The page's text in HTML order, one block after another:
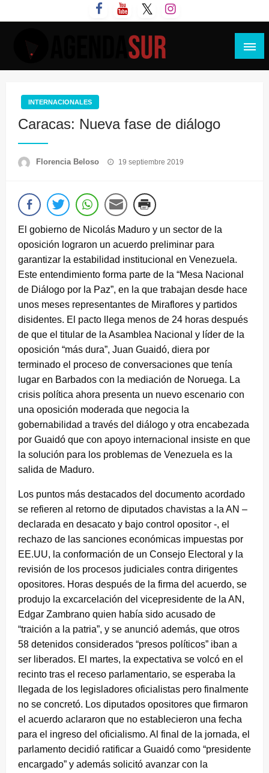
al
INTERNACIONALES
Caracas: Nueva fase de diálogo
Florencia Beloso
Publicado
19 septiembre 2019
El gobierno de Nicolás Maduro y un sector de la
oposición lograron un acuerdo preliminar para
garantizar la estabilidad institucional en Venezuela.
Este entendimiento forma parte de la “Mesa Nacional
de Diálogo por la Paz”, en la que trabajan desde hace
unos meses representantes de Miraflores y partidos
disidentes. El pacto llega menos de 24 horas después
de que el titular de la Asamblea Nacional y líder de la
oposición “más dura”, Juan Guaidó, diera por
terminado el proceso de conversaciones que tenía
lugar en Barbados con la mediación de Noruega. La
crisis política ahora presenta un nuevo escenario con
una oposición moderada que negocia la
gobernabilidad a través del diálogo y otra encabezada
por Guaidó que con apoyo internacional insiste en que
la solución para los problemas de Venezuela es la
salida de Maduro.
Los puntos más destacados del documento acordado
se refieren al retorno de diputados chavistas a la AN –
declarada en desacato y bajo control opositor -, el
rechazo de las sanciones económicas impuestas por
EE.UU, la conformación de un Consejo Electoral y la
revisión de los procesos judiciales contra dirigentes
opositores. Horas después de la firma del acuerdo, se
produjo la excarcelación del vicepresidente de la AN,
Edgar Zambrano quien había sido acusado de
“traición a la patria”, y se anunció además, que otros
58 detenidos considerados “presos políticos” iban a
ser liberados. El martes, la expectativa se volcó en el
recinto tras el receso parlamentario, se esperaba la
llegada de los legisladores oficialistas pero finalmente
no se concretó. Los diputados opositores que firmaron
el acuerdo aclararon que no establecieron una fecha
para el ingreso del oficialismo. Al final de la jornada, el
parlamento decidió ratificar a Guaidó como “presidente
encargado” y además solicitó avanzar con la